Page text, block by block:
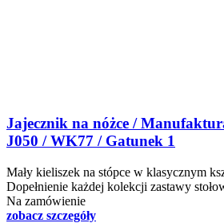
Jajecznik na nóżce /
J050 / WK77 / Gatunek 1
Mały kieliszek na stópce w klasycznym
Dopełnienie każdej kolekcji zastawy
Na zamówienie
zobacz szczegóły